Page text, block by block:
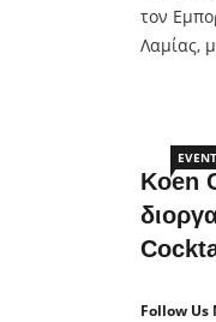
τον
Λαμίας,
Πέμπτη
Koen
Follow Us